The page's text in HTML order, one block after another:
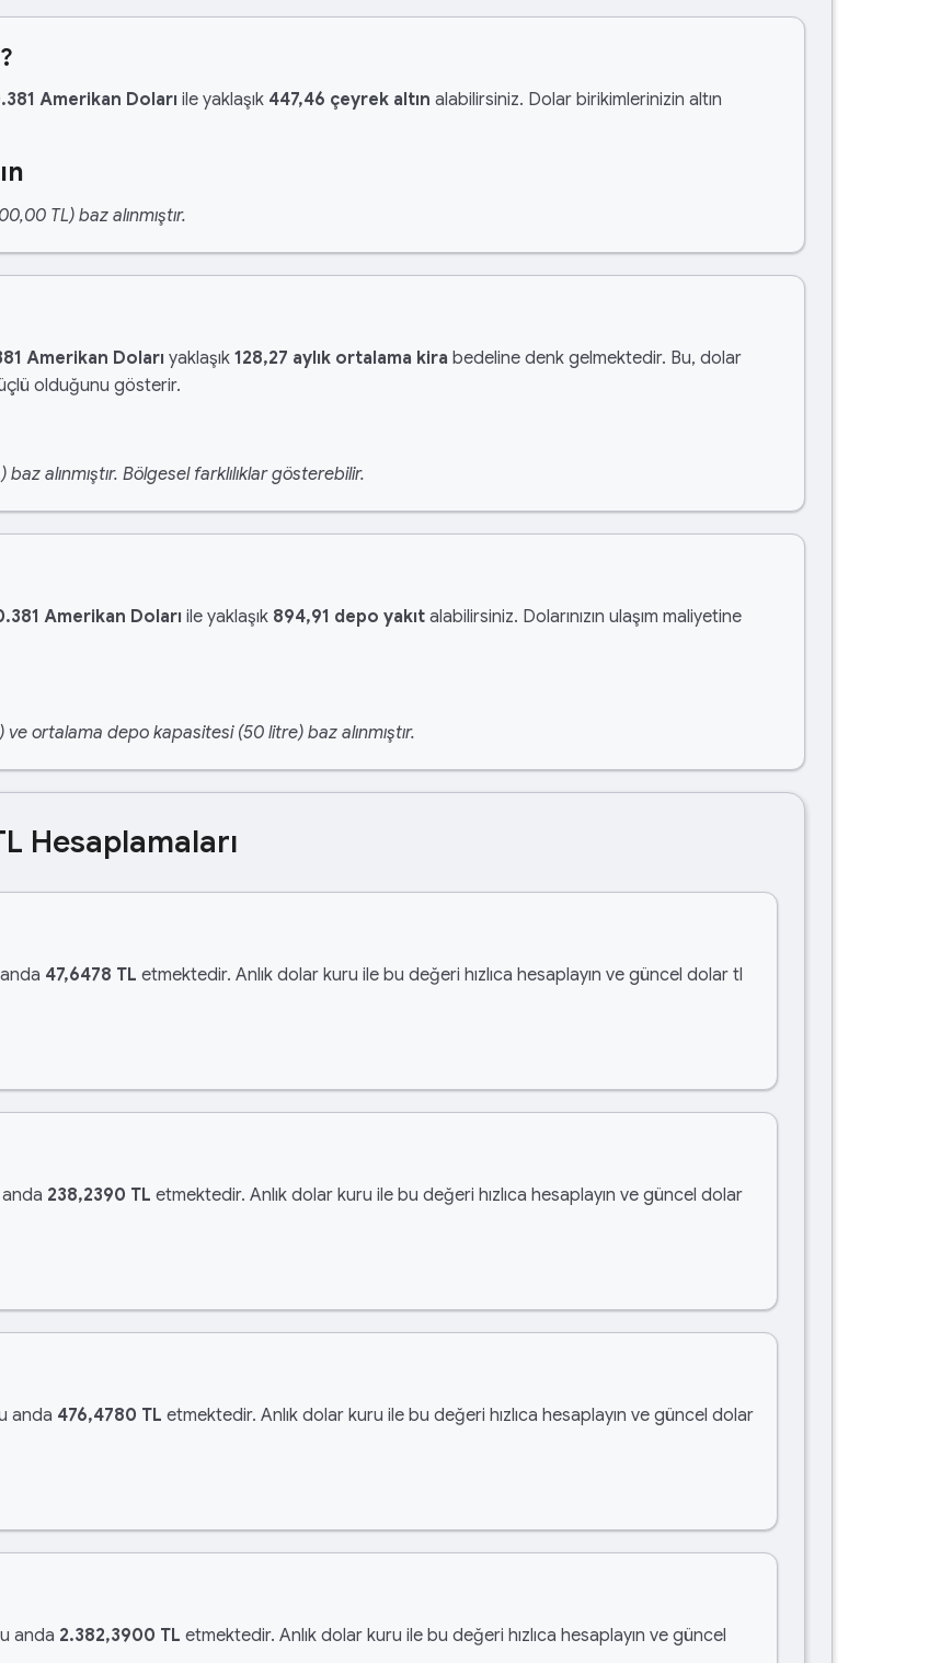
Amerikan Doları ile yaklaşık 447,46 çeyrek altın alabilirsiniz. Dolar birikimlerinizin altın
TL) baz alınmıştır.
Amerikan Doları yaklaşık 128,27 aylık ortalama kira bedeline denk gelmektedir. Bu, dolar
olduğunu gösterir.
alınmıştır. Bölgesel farklılıklar gösterebilir.
Amerikan Doları ile yaklaşık 894,91 depo yakıt alabilirsiniz. Dolarınızın ulaşım maliyetine
ortalama depo kapasitesi (50 litre) baz alınmıştır.
Hesaplamaları
47,6478 TL etmektedir. Anlık dolar kuru ile bu değeri hızlıca hesaplayın ve güncel dolar tl
238,2390 TL etmektedir. Anlık dolar kuru ile bu değeri hızlıca hesaplayın ve güncel dolar
anda 476,4780 TL etmektedir. Anlık dolar kuru ile bu değeri hızlıca hesaplayın ve güncel dolar
anda 2.382,3900 TL etmektedir. Anlık dolar kuru ile bu değeri hızlıca hesaplayın ve güncel